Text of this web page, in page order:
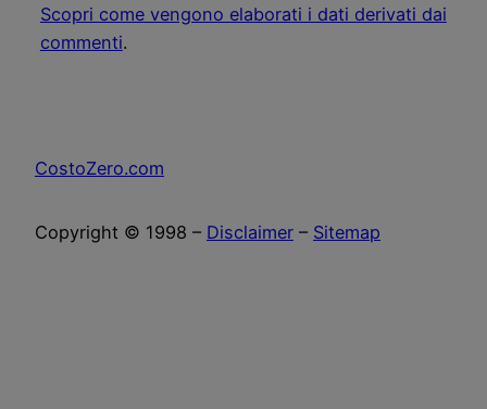
Scopri come vengono elaborati i dati derivati dai
commenti.
CostoZero.com
Copyright © 1998 – Disclaimer – Sitemap